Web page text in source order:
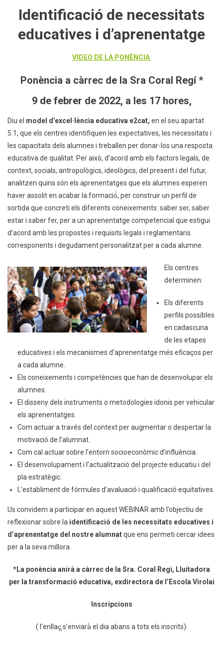
Identificació de necessitats
educatives i d’aprenentatge
VIDEO DE LA PONÈNCI A
Ponència a càrrec de la Sra Coral Regí *
9 de febrer de 2022, a les 17 hores,
Diu el model d’excel·lència educativa e2cat, en el seu apartat
5.1, que els centres identifiquen les expectatives, les necessitats i
les capacitats dels alumnes i treballen per donar-los una resposta
educativa de qualitat. Per això, d’acord amb els factors legals, de
context, socials, antropològics, ideològics, del present i del futur,
analitzen quins són els aprenentatges que els alumnes esperen
haver assolit en acabar la formació́, per construir un perfil de
sortida que concreti els diferents coneixements: saber ser, saber
estar i saber fer, per a un aprenentatge competencial que estigui
d’acord amb les propostes i requisits legals i reglamentaris
corresponents i degudament personalitzat per a cada alumne.
Els centres
determinen:
Els diferents
perfils possibles
en cadascuna
de les etapes
educatives i els mecanismes d’aprenentatge més eficaços per
a cada alumne.
Els coneixements i competències que han de desenvolupar els
alumnes.
El disseny dels instruments o metodologies idonis per vehicular
els aprenentatges.
Com actuar a través del context per augmentar o despertar la
motivació de l’alumnat.
Com cal actuar sobre l’entorn socioeconòmic d’influència.
El desenvolupament i l’actualització del projecte educatiu i del
pla estratègic.
L’establiment de fórmules d’avaluació i qualificació equitatives.
Us convidem a participar en aquest WEBINAR amb l’objectiu de
reflexionar sobre la identificació de les necessitats educatives i
d’aprenentatge del nostre alumnatque ens permeti cercar idees
per a la seva millora.
*La ponència anirà a càrrec de la Sra. Coral Regi, Lluitadora
per la transformació educativa, exdirectora de l’Escola Virolai
Inscripcions
( l’enllaç̧ s’enviarà̀ el dia abans a tots els inscrits).